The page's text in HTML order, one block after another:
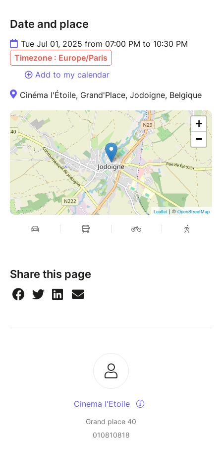
Date and place
Tue Jul 01, 2025 from 07:00 PM to 10:30 PM
Timezone : Europe/Paris
Add to my calendar
Cinéma l'Étoile, Grand'Place, Jodoigne, Belgique
+
−
Leaflet | © OpenStreetMap
Share this page
Cinema l'Etoile
Grand place 40
010810818